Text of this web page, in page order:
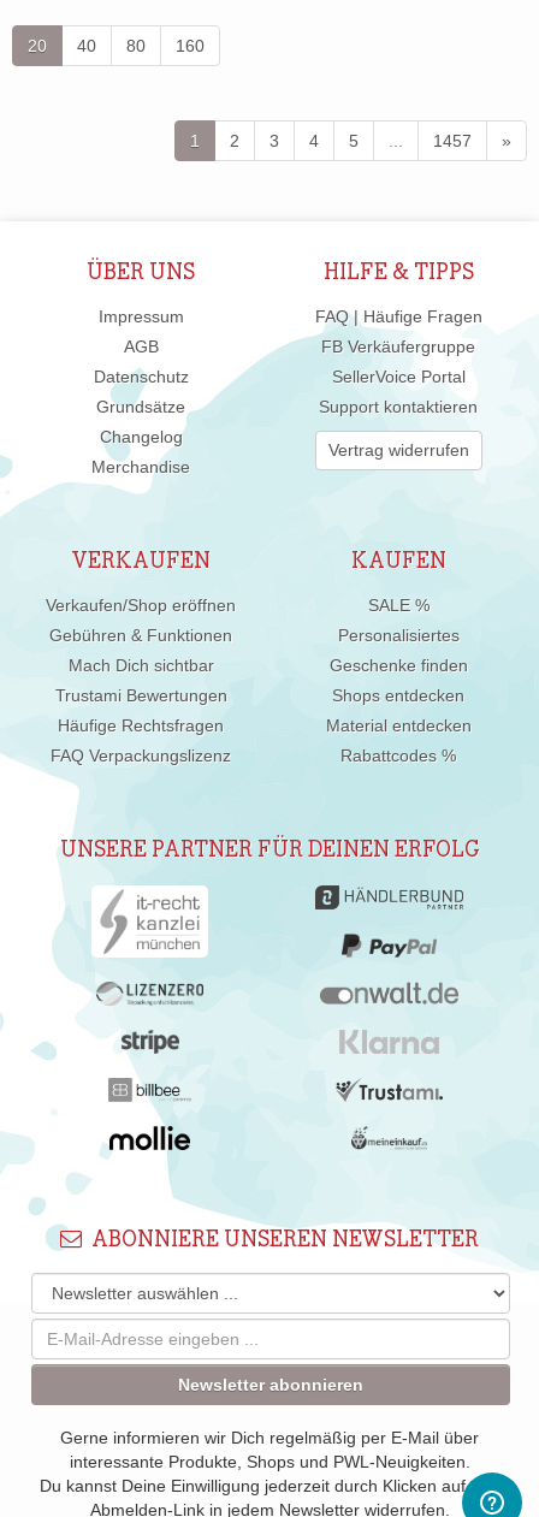
20 40 80 160
1 2 3 4 5 1457 »
ÜBER UNS
Impressum
AGB
Datenschutz
Grundsätze
Changelog
Merchandise
HILFE & TIPPS
FAQ | Häufige Fragen
FB Verkäufergruppe
SellerVoice Portal
Support kontaktieren
Vertrag widerrufen
VERKAUFEN
Verkaufen/Shop eröffnen
Gebühren & Funktionen
Mach Dich sichtbar
Trustami Bewertungen
Häufige Rechtsfragen
FAQ Verpackungslizenz
KAUFEN
SALE %
Personalisiertes
Geschenke finden
Shops entdecken
Material entdecken
Rabattcodes %
UNSERE PARTNER FÜR DEINEN ERFOLG
ABONNIERE UNSEREN NEWSLETTER
Newsletter abonnieren
Gerne informieren wir Dich regelmäßig per E-Mail über
interessante Produkte, Shops und PWL-Neuigkeiten.
Du kannst Deine Einwilligung jederzeit durch Klicken auf den
Abmelden-Link in jedem Newsletter widerrufen.